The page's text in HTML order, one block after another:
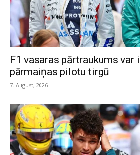
F1 vasaras pārtraukums
pārmaiņas pilotu tirgū
7. August, 2026